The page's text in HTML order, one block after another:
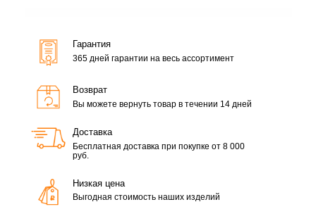
Гарантия
365 дней гарантии на весь ассортимент
Возврат
Вы можете вернуть товар в течении 14 дней
Доставка
Бесплатная доставка при покупке от 8 000
руб.
Низкая цена
Выгодная стоимость наших изделий